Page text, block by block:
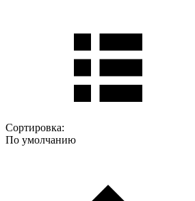
Сортировка:
По умолчанию